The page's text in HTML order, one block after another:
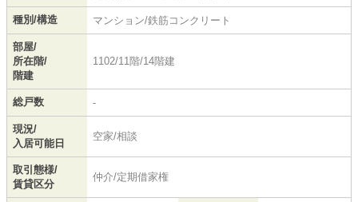
種別/構造 マンション/鉄筋コンクリート
部屋/
所在階/
階建
1102/11階/14階建
総戸数 -
現況/
入居可能日
空家/相談
取引態様/
賃貸区分
仲介/定期借家権